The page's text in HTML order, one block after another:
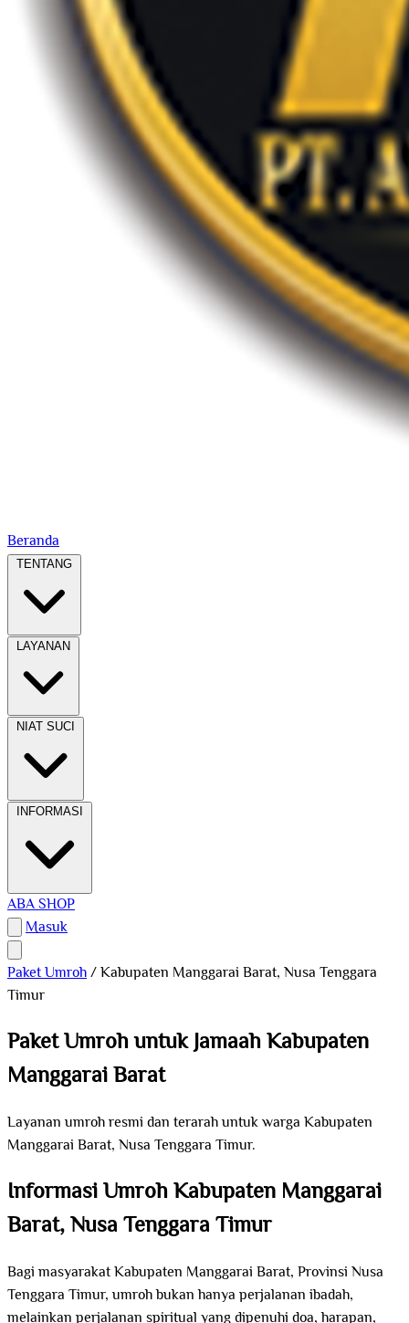
Beranda
TENTANG
LAYANAN
NIAT SUCI
INFORMASI
ABA SHOP
Masuk
Paket Umroh/Kabupaten Manggarai Barat, Nusa Tenggara
Timur
Paket Umroh untuk Jamaah Kabupaten
Manggarai Barat
Layanan umroh resmi dan terarah untuk warga Kabupaten
Manggarai Barat, Nusa Tenggara Timur.
Informasi Umroh Kabupaten Manggarai
Barat, Nusa Tenggara Timur
Bagi masyarakat Kabupaten Manggarai Barat, Provinsi Nusa
Tenggara Timur, umroh bukan hanya perjalanan ibadah,